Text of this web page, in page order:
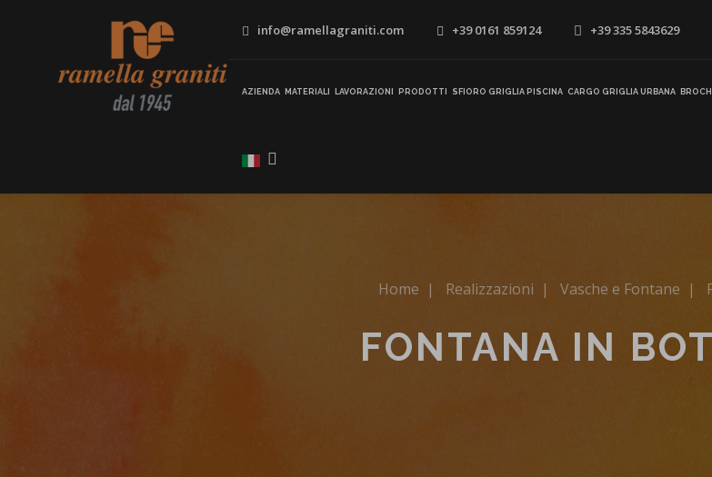
info@ramellagraniti.com +39 0161 859124 +39 335 5843629
AZIENDA MATERIALI LAVORAZIONI PRODOTTI SFIORO GRIGLIA PISCINA CARGO GRIGLIA URBANA
Home | Realizzazioni | Vasche e Fontane |
FONTANA IN